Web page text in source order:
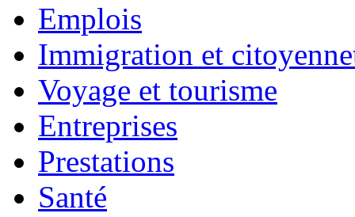
Emplois
Immigration et
Voyage et tourisme
Entreprises
Prestations
Santé